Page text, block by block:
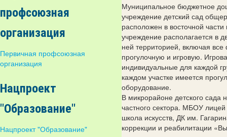
профсоюзная
организация
Первичная профсоюзная
организация
Нацпроект
"Образование"
Нацпроект "Образование"
Муниципальное бюджетное
учреждение детский сад
расположен в восточной
учреждение располагается в
ней территорией, включая
прогулочную и игровую.
индивидуальные для каждой
каждом участке имеется
оборудование.
В микрорайоне детского сада
частного сектора. МБОУ
школа искусств, ДК им.
коррекции и реабилитации